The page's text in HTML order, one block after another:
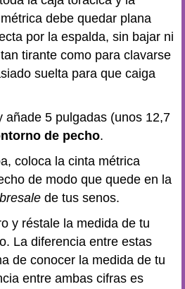
debe quedar plana
por la espalda, sin bajar ni
tirante como para clavarse
suelta para que caiga
añade 5 pulgadas (unos 12,7
de pecho.
coloca la cinta métrica
de modo que quede en la
de tus senos.
y réstale la medida de tu
La diferencia entre estas
de conocer la medida de tu
entre ambas cifras es